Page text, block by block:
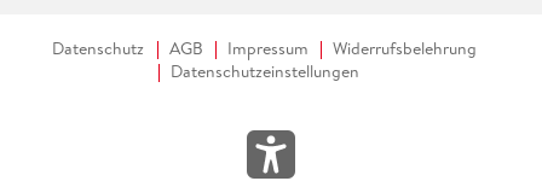
Datenschutz AGB Impressum
Widerrufsbelehrung
Datenschutzeinstellungen